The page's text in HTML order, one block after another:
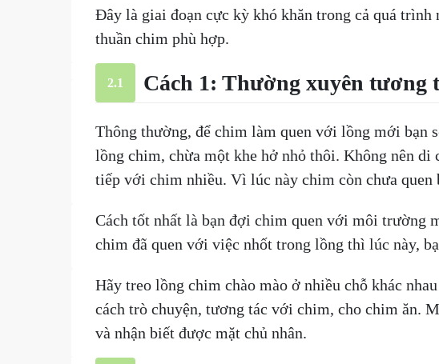
Đây là giai đoạn cực kỳ khó khăn trong cả quá trình
thuần chim phù hợp.
2.1 Cách 1: Thường xuyên tương
Thông thường, để chim làm quen với lồng mới bạn
lồng chim, chừa một khe hở nhỏ thôi. Không nên di
tiếp với chim nhiều. Vì lúc này chim còn chưa quen
Cách tốt nhất là bạn đợi chim quen với môi trường
chim đã quen với việc nhốt trong lồng thì lúc này,
Hãy treo lồng chim chào mào ở nhiều chỗ khác
cách trò chuyện, tương tác với chim, cho chim ăn.
và nhận biết được mặt chủ nhân.